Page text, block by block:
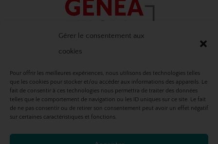
Gérer le consentement aux
cookies
Pour offrir les meilleures expériences, nous utilisons des technologies telles
que les cookies pour stocker et/ou accéder aux informations des appareils. Le
fait de consentir à ces technologies nous permettra de traiter des données
telles que le comportement de navigation ou les ID uniques sur ce site. Le fait
de ne pas consentir ou de retirer son consentement peut avoir un effet négatif
sur certaines caractéristiques et fonctions.
Fière d'être ambassadrice et conférencière à
RootsTech